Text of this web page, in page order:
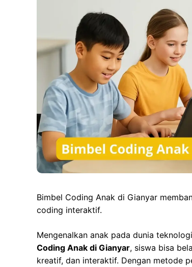
Bimbel Coding Anak di Gianyar
coding interaktif.
Mengenalkan anak pada dunia
Coding Anak di Gianyar, siswa bisa
kreatif, dan interaktif. Dengan metode